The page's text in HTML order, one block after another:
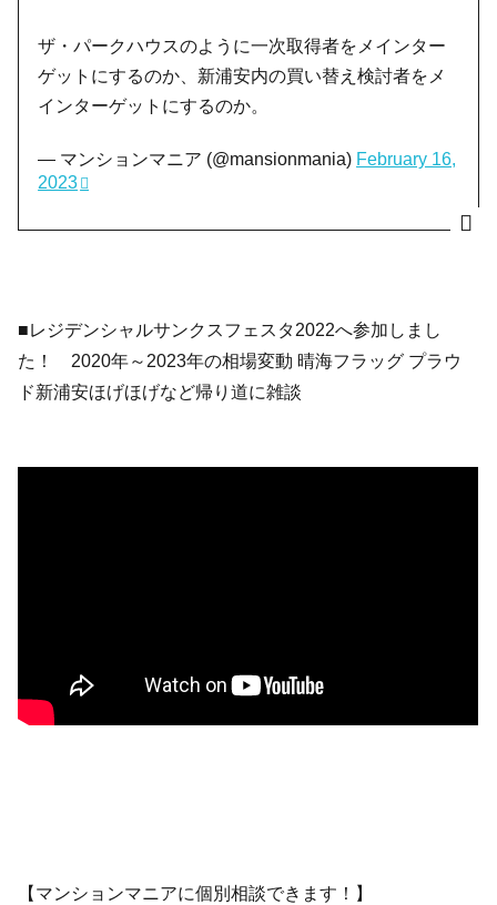
ザ・パークハウスのように一次取得者をメインター
ゲットにするのか、新浦安内の買い替え検討者をメ
インターゲットにするのか。
— マンションマニア (@mansionmania) February 16,
2023
■レジデンシャルサンクスフェスタ2022へ参加しまし
た！ 2020年～2023年の相場変動 晴海フラッグ プラウ
ド新浦安ほげほげなど帰り道に雑談
【マンションマニアに個別相談できます！】